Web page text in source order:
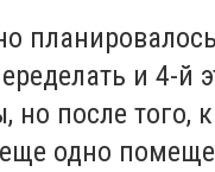
и 4-й
но после того,
одно